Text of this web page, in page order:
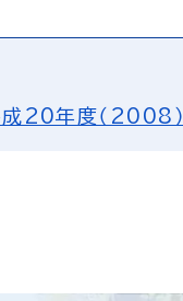
20年度（2008）